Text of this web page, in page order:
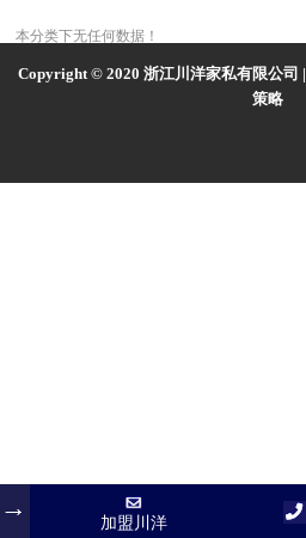
本分类下无任何数据！
Copyright © 2020 浙江川洋家私有限公司 |
策略
加盟川洋
加盟川洋